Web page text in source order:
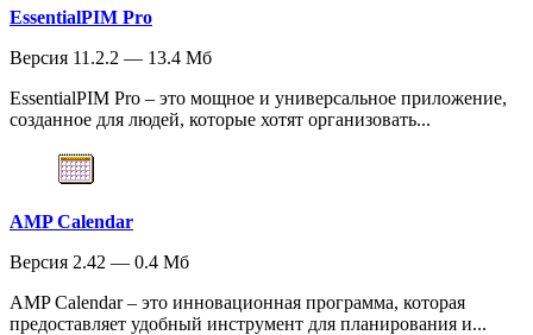
EssentialPIM Pro
Версия 11.2.2 — 13.4 Мб
EssentialPIM Pro – это мощное и универсальное приложение,
созданное для людей, которые хотят организовать...
AMP Calendar
Версия 2.42 — 0.4 Мб
AMP Calendar – это инновационная программа, которая
предоставляет удобный инструмент для планирования и...